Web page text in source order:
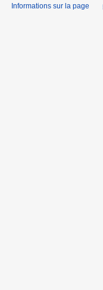
Informations sur la page